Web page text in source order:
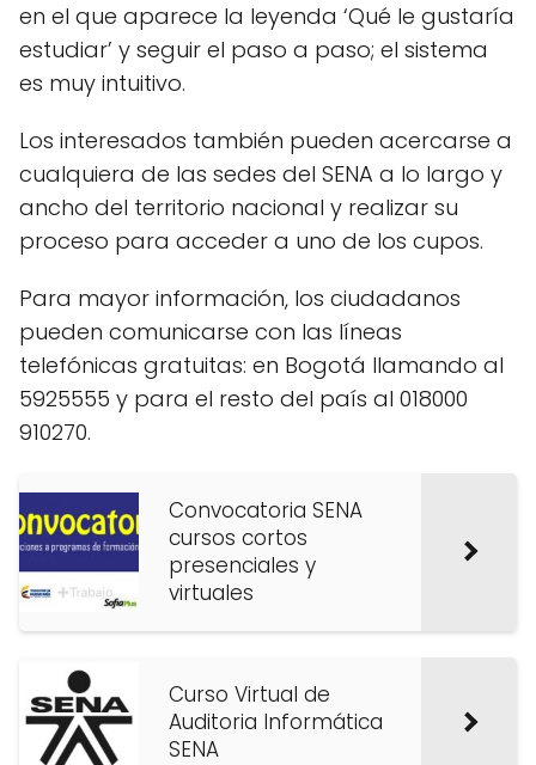
en el que aparece la leyenda ‘Qué le gustaría
estudiar’ y seguir el paso a paso; el sistema
es muy intuitivo.
Los interesados también pueden acercarse a
cualquiera de las sedes del SENA a lo largo y
ancho del territorio nacional y realizar su
proceso para acceder a uno de los cupos.
Para mayor información, los ciudadanos
pueden comunicarse con las líneas
telefónicas gratuitas: en Bogotá llamando al
5925555 y para el resto del país al 018000
910270.
Convocatoria SENA
cursos cortos
presenciales y
virtuales
Curso Virtual de
Auditoria Informática
SENA